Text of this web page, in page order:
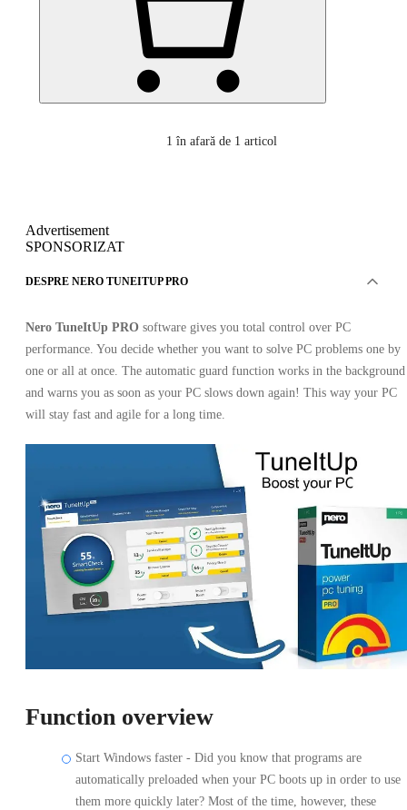
1 în afară de 1 articol
Advertisement
SPONSORIZAT
DESPRE NERO TUNEITUP PRO
Nero TuneItUp PRO software gives you total control over PC
performance. You decide whether you want to solve PC problems one by
one or all at once. The automatic guard function works in the background
and warns you as soon as your PC slows down again! This way your PC
will stay fast and agile for a long time.
Function overview
Start Windows faster - Did you know that programs are
automatically preloaded when your PC boots up in order to use
them more quickly later? Most of the time, however, these